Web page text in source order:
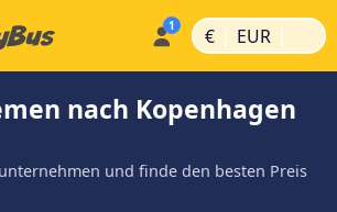
€ | EUR |
nach Kopenhagen
und finde den besten Preis